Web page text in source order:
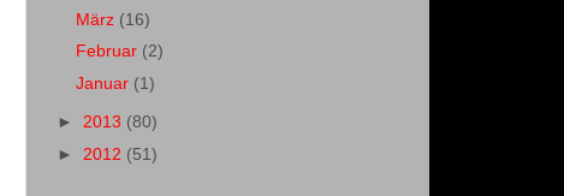
März (16)
Februar (2)
Januar (1)
► 2013 (80)
► 2012 (51)